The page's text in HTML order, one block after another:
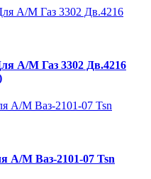
А/М Газ 3302 Дв.4216
А/М Ваз-2101-07 Tsn